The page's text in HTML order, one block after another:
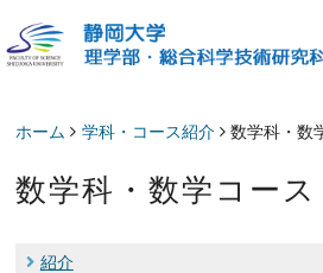
ホーム 学科・コース紹介 数学科・数
数学科・数学コース
紹介